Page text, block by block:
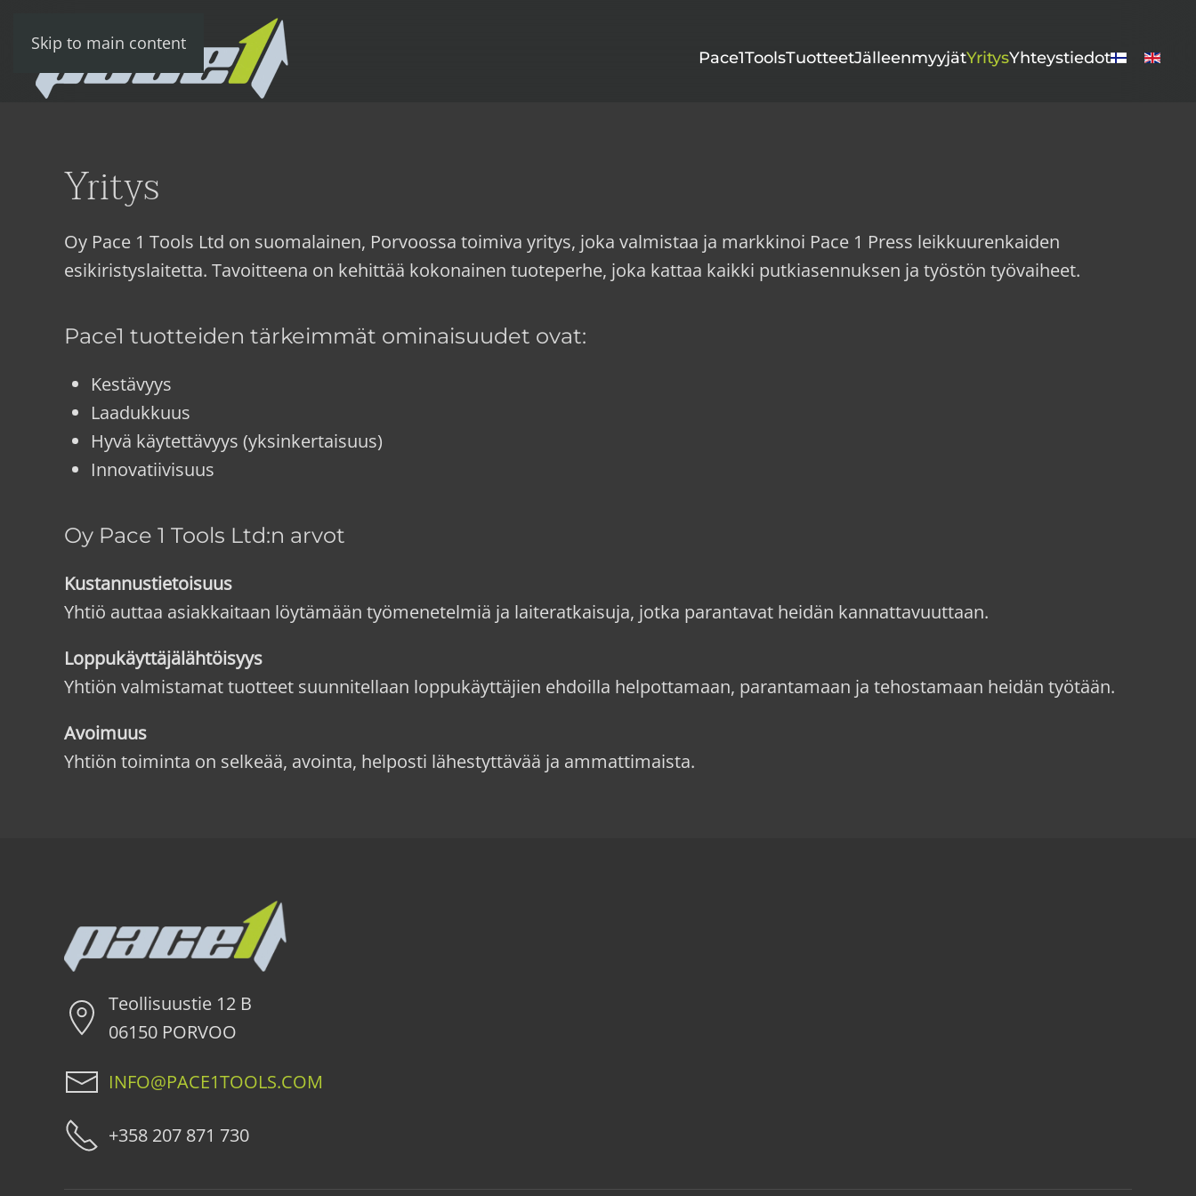
Skip to main content
Pace1ToolsTuotteetJälleenmyyjätYritysYhteystiedot
Yritys
Oy Pace 1 Tools Ltd on suomalainen, Porvoossa toimiva yritys, joka valmistaa ja markkinoi Pace 1 Press leikkuurenkaiden
esikiristyslaitetta. Tavoitteena on kehittää kokonainen tuoteperhe, joka kattaa kaikki putkiasennuksen ja työstön työvaiheet.
Pace1 tuotteiden tärkeimmät ominaisuudet ovat:
Kestävyys
Laadukkuus
Hyvä käytettävyys (yksinkertaisuus)
Innovatiivisuus
Oy Pace 1 Tools Ltd:n arvot
Kustannustietoisuus
Yhtiö auttaa asiakkaitaan löytämään työmenetelmiä ja laiteratkaisuja, jotka parantavat heidän kannattavuuttaan.
Loppukäyttäjälähtöisyys
Yhtiön valmistamat tuotteet suunnitellaan loppukäyttäjien ehdoilla helpottamaan, parantamaan ja tehostamaan heidän työtään.
Avoimuus
Yhtiön toiminta on selkeää, avointa, helposti lähestyttävää ja ammattimaista.
Teollisuustie 12 B
06150 PORVOO
INFO@PACE1TOOLS.COM
+358 207 871 730